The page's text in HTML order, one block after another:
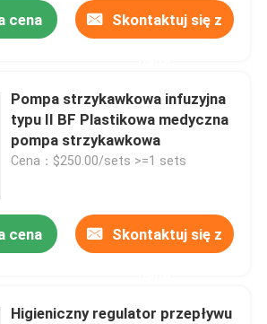
cena Skontaktuj się z
Pompa strzykawkowa infuzyjna
typu II BF Plastikowa medyczna
pompa strzykawkowa
Cena：$250.00/sets >=1 sets
cena Skontaktuj się z
Higieniczny regulator przepływu